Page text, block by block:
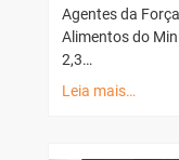
Agentes da
Alimentos do
2,3…
Leia mais…